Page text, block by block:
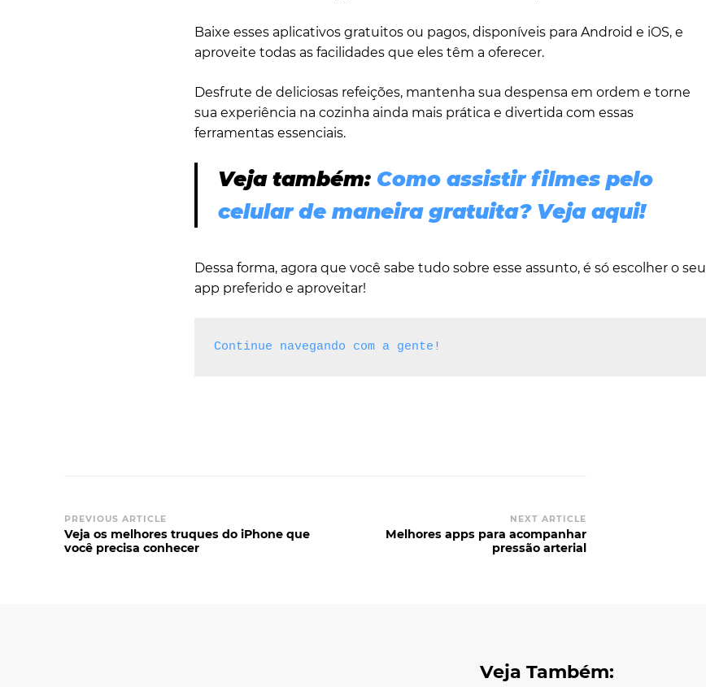
Baixe esses aplicativos gratuitos ou pagos, disponíveis para Android e iOS, e
aproveite todas as facilidades que eles têm a oferecer.
Desfrute de deliciosas refeições, mantenha sua despensa em ordem e torne
sua experiência na cozinha ainda mais prática e divertida com essas
ferramentas essenciais.
Veja também: Como assistir filmes pelo
celular de maneira gratuita? Veja aqui!
Dessa forma, agora que você sabe tudo sobre esse assunto, é só escolher o seu
app preferido e aproveitar!
Continue navegando com a gente!
PREVIOUS ARTICLE
Veja os melhores truques do iPhone que
você precisa conhecer
NEXT ARTICLE
Melhores apps para acompanhar
pressão arterial
Veja Também: